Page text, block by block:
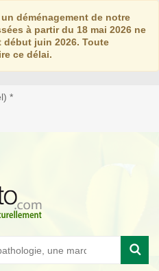
déménagement de notre
à partir du 18 mai 2026 ne
juin 2026. Toute
ce délai.
*